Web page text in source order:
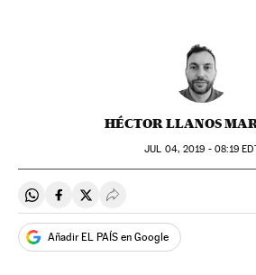
HÉCTOR LLANOS
JUL 04, 2019 - 08:19
Compartir en Whatsapp
Compartir en Facebook
Compartir en Twitter
Desplegar Redes
Añadir EL PAÍS en Google